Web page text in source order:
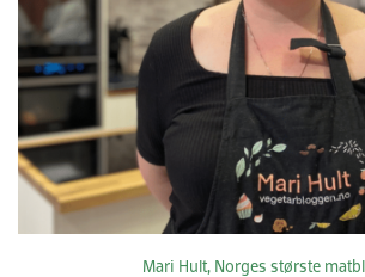
Mari Hult, Norges største